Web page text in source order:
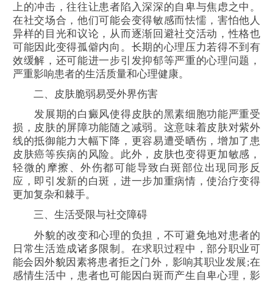
上的冲击，往往让患者陷入深深的自卑与焦虑之中。
在社交场合，他们可能会变得敏感而怯懦，害怕他人
异样的目光和议论，从而逐渐回避社交活动，性格也
可能因此变得孤僻内向。长期的心理压力若得不到有
效缓解，还可能进一步引发抑郁等严重的心理问题，
严重影响患者的生活质量和心理健康。
二、皮肤脆弱易受外界伤害
发展期的白癜风使得皮肤的黑素细胞功能严重受
损，皮肤的屏障功能随之减弱。这意味着皮肤对紫外
线的抵御能力大幅下降，更容易遭受晒伤，增加了患
皮肤癌等疾病的风险。此外，皮肤也变得更加敏感，
轻微的摩擦、外伤都可能导致白斑部位出现同形反
应，即引发新的白斑，进一步加重病情，使治疗变得
更加复杂和棘手。
三、生活受限与社交障碍
外貌的改变和心理的负担，不可避免地对患者的
日常生活造成诸多限制。在求职过程中，部分职业可
能会因外貌因素将患者拒之门外，影响其职业发展;在
感情生活中，患者也可能因白斑而产生自卑心理，影